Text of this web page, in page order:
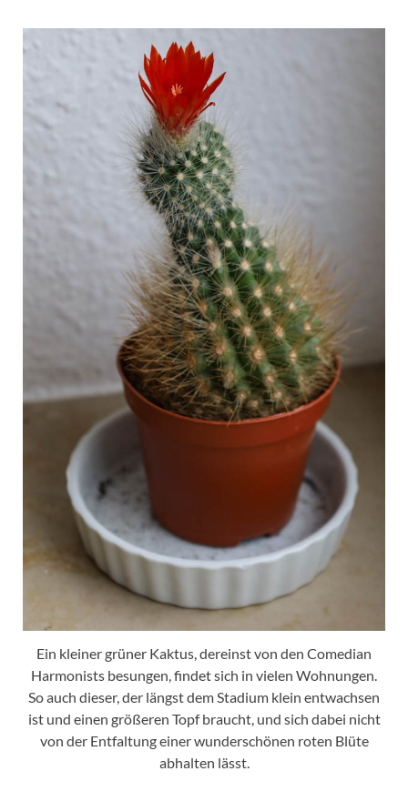
Ein kleiner grüner Kaktus, dereinst von den Comedian
Harmonists besungen, findet sich in vielen Wohnungen.
So auch dieser, der längst dem Stadium klein entwachsen
ist und einen größeren Topf braucht, und sich dabei nicht
von der Entfaltung einer wunderschönen roten Blüte
abhalten lässt.